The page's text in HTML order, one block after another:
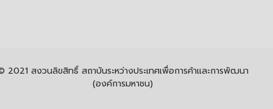
2021 สงวนลิขสิทธิ์ สถาบันระหว่างประเทศเพื่อการค้าและการพัฒนา
(องค์การมหาชน)